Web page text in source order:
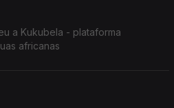
a Kukubela - plataforma
africanas